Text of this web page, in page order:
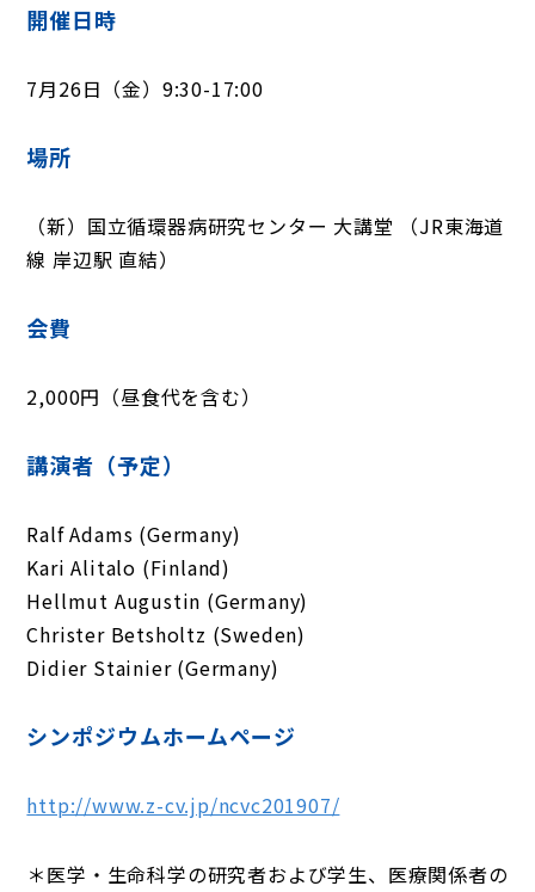
開催日時
7月26日（金）9:30-17:00
場所
（新）国立循環器病研究センター 大講堂 （JR東海道
線 岸辺駅 直結）
会費
2,000円（昼食代を含む）
講演者（予定）
Ralf Adams (Germany)
Kari Alitalo (Finland)
Hellmut Augustin (Germany)
Christer Betsholtz (Sweden)
Didier Stainier (Germany)
シンポジウムホームページ
http://www.z-cv.jp/ncvc201907/
＊医学・生命科学の研究者および学生、医療関係者の